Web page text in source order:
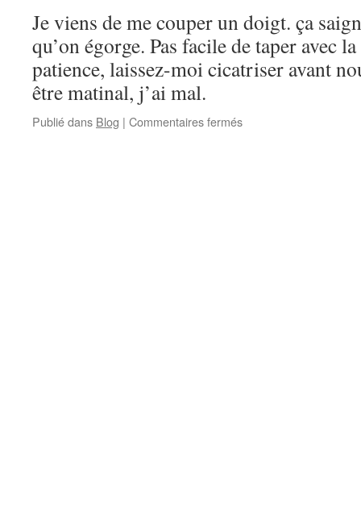
Je viens de me couper un doigt. ça
qu’on égorge. Pas facile de taper avec
patience, laissez-moi cicatriser avant
être matinal, j’ai mal.
Publié dans Blog | Commentaires ferméssur